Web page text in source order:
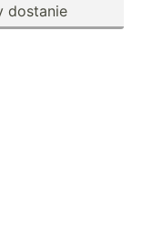
dostanie